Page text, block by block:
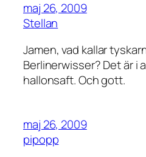
maj 26, 2009
Stellan
Jamen, vad kallar
Berlinerwisser? Det är i
hallonsaft. Och gott.
maj 26, 2009
pipopp